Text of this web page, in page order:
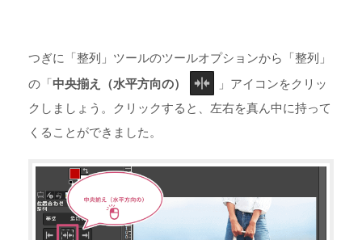
つぎに「整列」ツールのツールオプションから「整列」
の「中央揃え（水平方向の）
」アイコンをクリッ
クしましょう。クリックすると、左右を真ん中に持って
くることができました。